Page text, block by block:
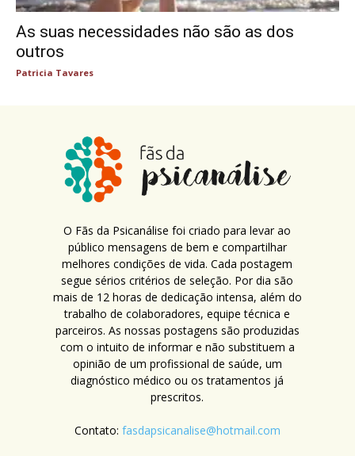
As suas necessidades não são as dos
outros
Patricia Tavares
O Fãs da Psicanálise foi criado para levar ao
público mensagens de bem e compartilhar
melhores condições de vida. Cada postagem
segue sérios critérios de seleção. Por dia são
mais de 12 horas de dedicação intensa, além do
trabalho de colaboradores, equipe técnica e
parceiros. As nossas postagens são produzidas
com o intuito de informar e não substituem a
opinião de um profissional de saúde, um
diagnóstico médico ou os tratamentos já
prescritos.
Contato: fasdapsicanalise@hotmail.com